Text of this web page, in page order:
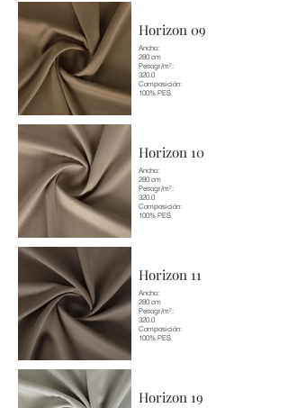
Horizon 09
Ancho:
280 cm
Pesogr/m²:
320.0
Composición:
100% PES
Horizon 10
Ancho:
280 cm
Pesogr/m²:
320.0
Composición:
100% PES
Horizon 11
Ancho:
280 cm
Pesogr/m²:
320.0
Composición:
100% PES
Horizon 19